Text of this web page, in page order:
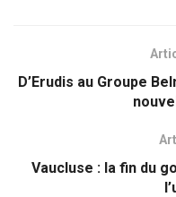
D’Erudis au Groupe
Vaucluse : la fin du